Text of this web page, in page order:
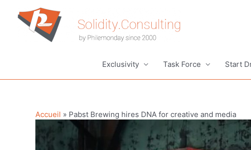
contenu
Exclusivity Task Force Start
Accueil » Pabst Brewing hires DNA for creative and media